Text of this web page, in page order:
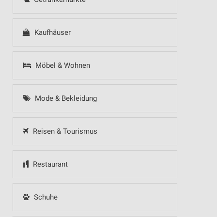
Kaufhäuser
Möbel & Wohnen
Mode & Bekleidung
Reisen & Tourismus
Restaurant
Schuhe